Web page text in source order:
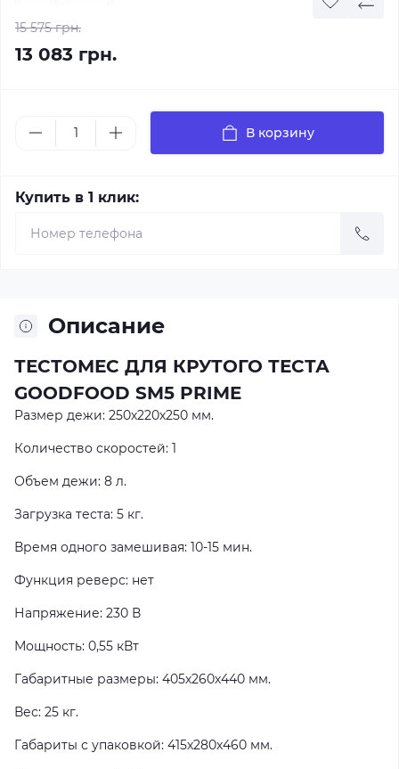
15 575 грн.
13 083 грн.
В корзину
Купить в 1 клик:
Описание
ТЕСТОМЕС ДЛЯ КРУТОГО ТЕСТА
GOODFOOD SM5 PRIME
Размер дежи: 250х220х250 мм.
Количество скоростей: 1
Объем дежи: 8 л.
Загрузка теста: 5 кг.
Время одного замешивая: 10-15 мин.
Функция реверс: нет
Напряжение: 230 В
Мощность: 0,55 кВт
Габаритные размеры: 405х260х440 мм.
Вес: 25 кг.
Габариты с упаковкой: 415х280х460 мм.